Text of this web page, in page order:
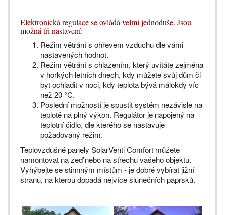
Elektronická regulace se ovládá velmi jednoduše. Jsou
možná tři nastavení:
Režim větrání s ohřevem vzduchu dle vámi
nastavených hodnot.
Režim větrání s chlazením, který uvítáte zejména
v horkých letních dnech, kdy můžete svůj dům či
byt ochladit v noci, kdy teplota bývá málokdy víc
než 20 °C.
Poslední možností je spustit systém nezávisle na
teplotě na plný výkon. Regulátor je napojený na
teplotní čidlo, dle kterého se nastavuje
požadovaný režim.
Teplovzdušné panely SolarVenti Comfort můžete
namontovat na zeď nebo na střechu vašeho objektu.
Vyhýbejte se stinnným místům - je dobré vybírat jižní
stranu, na kterou dopadá nejvíce slunečních paprsků.